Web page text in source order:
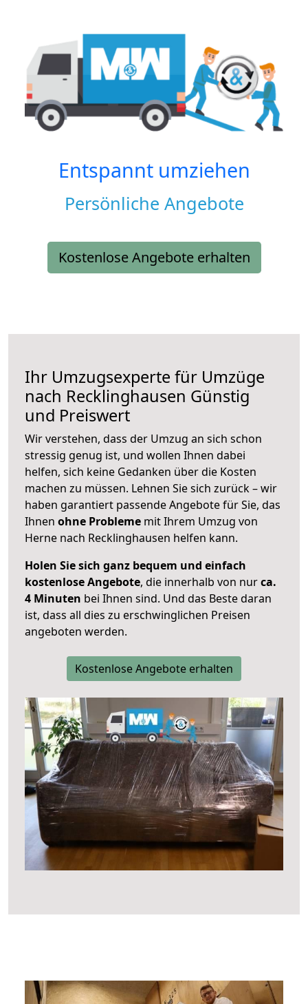
Entspannt umziehen
Persönliche Angebote
Kostenlose Angebote erhalten
Ihr Umzugsexperte für Umzüge
nach Recklinghausen Günstig
und Preiswert
Wir verstehen, dass der Umzug an sich schon
stressig genug ist, und wollen Ihnen dabei
helfen, sich keine Gedanken über die Kosten
machen zu müssen. Lehnen Sie sich zurück – wir
haben garantiert passende Angebote für Sie, das
Ihnen ohne Probleme mit Ihrem Umzug von
Herne nach Recklinghausen helfen kann.
Holen Sie sich ganz bequem und einfach
kostenlose Angebote, die innerhalb von nurca.
4 Minuten bei Ihnen sind. Und das Beste daran
ist, dass all dies zu erschwinglichen Preisen
angeboten werden.
Kostenlose Angebote erhalten